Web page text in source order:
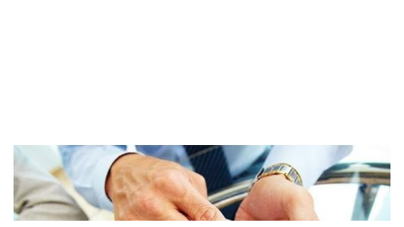
Çemaş’ın 6 aylık net zararı 113 mil..